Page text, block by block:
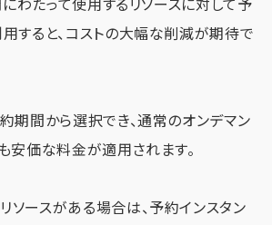
わたって使用するリソースに対して予
すると、コストの大幅な削減が期待で
期間から選択でき、通常のオンデマン
安価な料金が適用されます。
ソースがある場合は、予約インスタン